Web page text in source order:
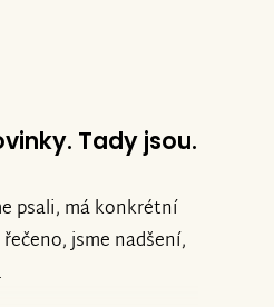
Tady jsou.
psali, má konkrétní
jsme nadšení,